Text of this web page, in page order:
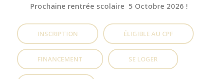
Prochaine rentrée scolaire 5 Octobre 2026 !
INSCRIPTION ÉLIGIBLE AU CPF
FINANCEMENT SE LOGER